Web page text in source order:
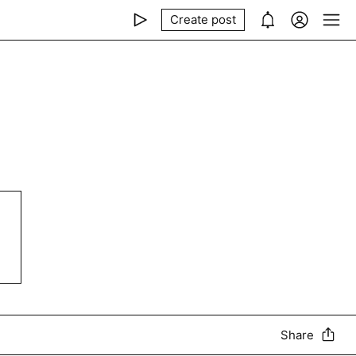
Create post
Share